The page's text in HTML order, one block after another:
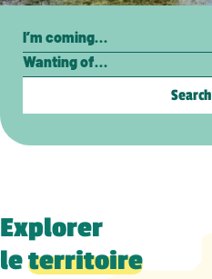
Search
Explorer
leterritoire